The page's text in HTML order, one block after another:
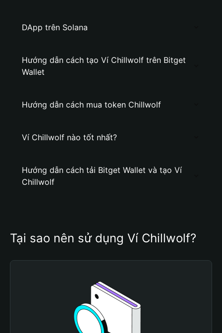
DApp trên Solana
Hướng dẫn cách tạo Ví Chillwolf trên Bitget
Wallet
Hướng dẫn cách mua token Chillwolf
Ví Chillwolf nào tốt nhất?
Hướng dẫn cách tải Bitget Wallet và tạo Ví
Chillwolf
Tại sao nên sử dụng Ví Chillwolf?